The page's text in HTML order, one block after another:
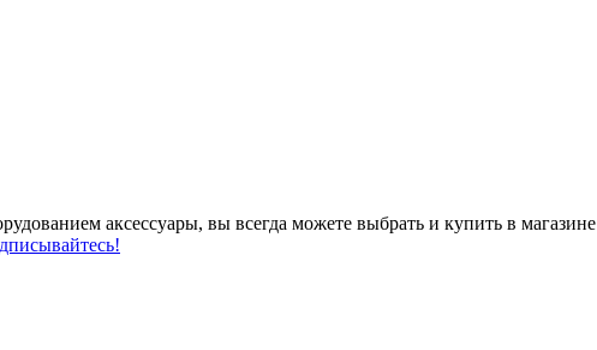
аксессуары, вы всегда можете выбрать и купить в магазине